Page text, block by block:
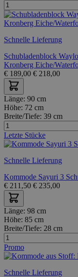
Schnelle Lieferung
Schubladenblock
Kronberg Eiche/
€ 189,00 € 218,00
Länge: 90 cm
Höhe: 72 cm
Breite/Tiefe: 39 cm
Letzte Stücke
Schnelle Lieferung
Kommode Sayuri 3
€ 211,50 € 235,00
Länge: 98 cm
Höhe: 85 cm
Breite/Tiefe: 28 cm
Promo
Schnelle Lieferung